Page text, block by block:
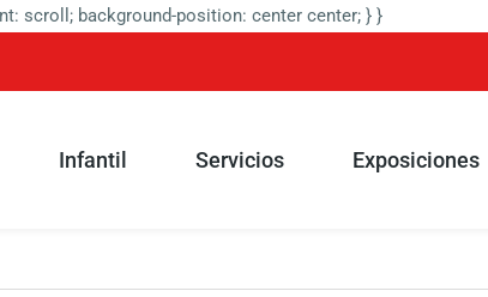
scroll; background-position: center center; } }
Infantil Servicios Exposiciones